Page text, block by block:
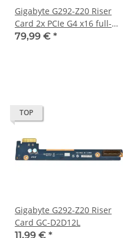
Gigabyte G292-Z20 Riser
Card 2x PCIe G4 x16 full-
high full-length CRSG421 +
79,99 € *
TOP
Gigabyte G292-Z20 Riser
Card GC-D2D12L
11,99 € *